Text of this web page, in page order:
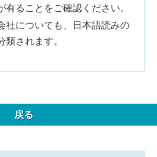
有ることをご確認ください。
社についても、日本語読みの
されます。
戻る